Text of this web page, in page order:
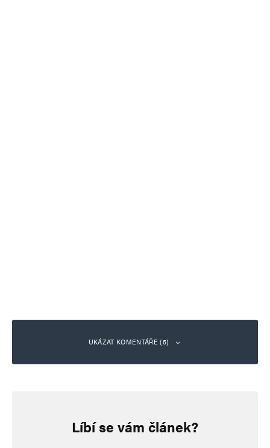
UKÁZAT KOMENTÁŘE (5)
14. 11. 2023 (15:01)
Líbí se vám článek?